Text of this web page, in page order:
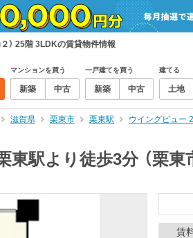
） 25階 3LDKの賃貸物件情報
マンションを買う
新築 中古
一戸建てを買う
新築 中古
建てる
土地
滋賀県 栗東市 栗東駅 ウイングビュー
東駅より徒歩3分 （栗東
賃